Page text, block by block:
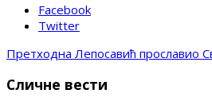
Facebook
Twitter
Претходна Лепосавић прославио
Сличне вести